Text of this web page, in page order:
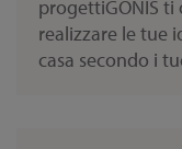
progettiGONIS
realizzare le tue
casa secondo i